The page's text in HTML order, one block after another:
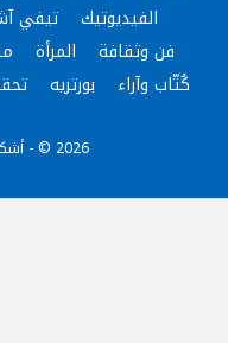
الفيديوتيك
تيفي
فن وثقافة
المرأة
كُتّاب وآراء
بورتريه
2026 © - أشكاين جميع الحقوق محفوظة